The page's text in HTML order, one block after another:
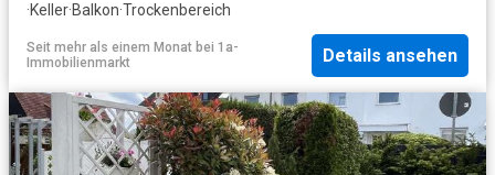
·Keller·Balkon·Trockenbereich
Seit mehr als einem Monat bei 1a-
Immobilienmarkt
Details ansehen